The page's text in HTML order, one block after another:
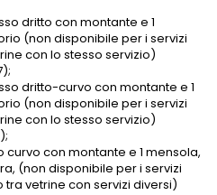
dritto con montante e 1
(non disponibile per i servizi
con lo stesso servizio)
dritto-curvo con montante e 1
(non disponibile per i servizi
con lo stesso servizio)
con montante e 1 mensola,
(non disponibile per i servizi
vetrine con servizi diversi)